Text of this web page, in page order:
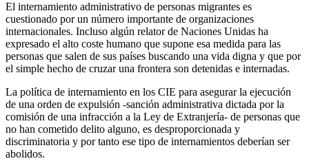
El internamiento administrativo de personas migrantes es
cuestionado por un número importante de organizaciones
internacionales. Incluso algún relator de Naciones Unidas ha
expresado el alto coste humano que supone esa medida para las
personas que salen de sus países buscando una vida digna y que por
el simple hecho de cruzar una frontera son detenidas e internadas.
La política de internamiento en los CIE para asegurar la ejecución
de una orden de expulsión -sanción administrativa dictada por la
comisión de una infracción a la Ley de Extranjería- de personas que
no han cometido delito alguno, es desproporcionada y
discriminatoria y por tanto ese tipo de internamientos deberían ser
abolidos.